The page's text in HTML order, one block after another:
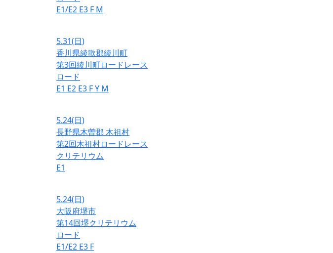
E1/E2 E3 F M
5.31(日)
香川県綾歌郡綾川町
第3回綾川町ロードレース
ロード
E1 E2 E3 FY M
5.24(日)
長野県木曽郡 木祖村
第2回木祖村ロードレース
クリテリウム
E1
5.24(日)
大阪府堺市
第14回堺クリテリウム
ロード
E1/E2 E3 F